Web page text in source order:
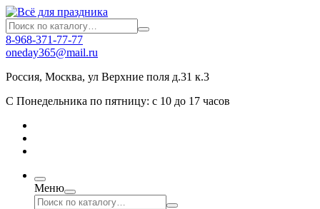
8-968-371-77-77
oneday365@mail.ru
Россия, Москва, ул Верхние поля д.31 к.3
С Понедельника по пятницу: с 10 до 17 часов
Меню